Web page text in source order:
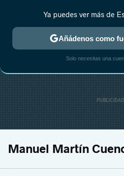
ESTRENOS REALITY
Manuel Martín
Ya puedes ver más de
Añádenos como
Solo necesitas una